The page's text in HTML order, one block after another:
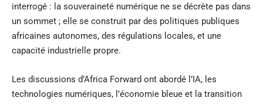
interrogé : la souveraineté numérique ne se décrète pas dans
un sommet ; elle se construit par des politiques publiques
africaines autonomes, des régulations locales, et une
capacité industrielle propre.
Les discussions d’Africa Forward ont abordé l’IA, les
technologies numériques, l’économie bleue et la transition